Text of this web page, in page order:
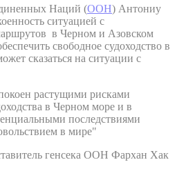
Наций (ООН) Антониу
ситуацией с
в Черном и Азовском
свободное судоходство в
сказаться на ситуации с
растущими рисками
в Черном море и в
последствиями
в мире"
генсека ООН Фархан Хак